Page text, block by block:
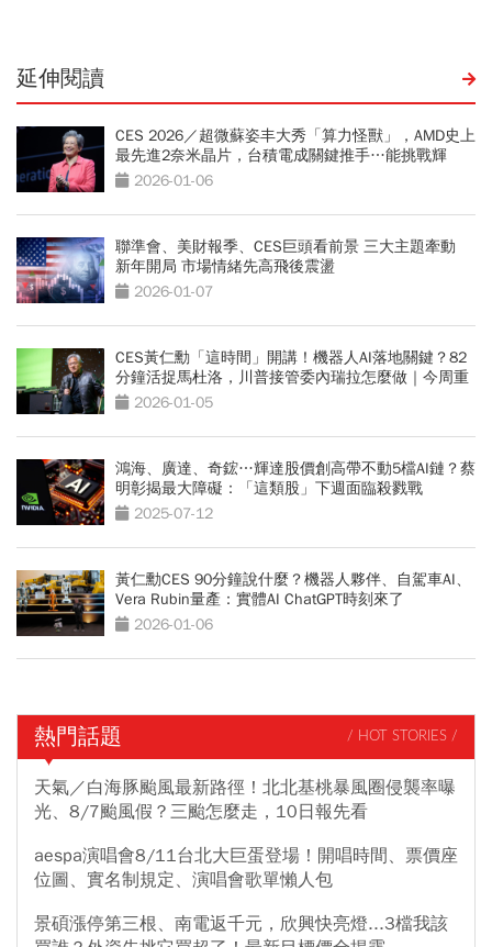
延伸閱讀
CES 2026／超微蘇姿丰大秀「算力怪獸」，AMD史上
最先進2奈米晶片，台積電成關鍵推手…能挑戰輝
達？2026-01-06
聯準會、美財報季、CES巨頭看前景 三大主題牽動
新年開局 市場情緒先高飛後震盪
2026-01-07
CES黃仁勳「這時間」開講！機器人AI落地關鍵？82
分鐘活捉馬杜洛，川普接管委內瑞拉怎麼做｜今周重
磅 2026-01-05
鴻海、廣達、奇鋐…輝達股價創高帶不動5檔AI鏈？蔡
明彰揭最大障礙：「這類股」下週面臨殺戮戰
2025-07-12
黃仁勳CES 90分鐘說什麼？機器人夥伴、自駕車AI、
Vera Rubin量產：實體AI ChatGPT時刻來了
2026-01-06
熱門話題 / HOT STORIES /
天氣／白海豚颱風最新路徑！北北基桃暴風圈侵襲率曝
光、8/7颱風假？三颱怎麼走，10日報先看
aespa演唱會8/11台北大巨蛋登場！開唱時間、票價座
位圖、實名制規定、演唱會歌單懶人包
景碩漲停第三根、南電返千元，欣興快亮燈...3檔我該